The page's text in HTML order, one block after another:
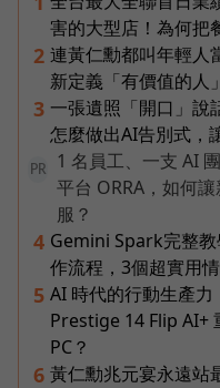
害的大型店！為何把
2 連黃仁勳都叫年輕人
新定義「有價值的人
3 一張遺照「開口」說
怎麼做出AI告別式，
PR
1 名員工、一支 AI
平台 ORRA，如何
服？
4 Gemini Spark完整
作流程，3個超實用
5 AI 時代的行動生產
Prestige 14 Flip AI+
PC？
6 黃仁勳兆元宴永遠站